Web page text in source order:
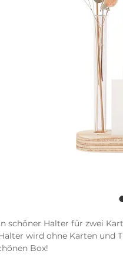
schöner Halter für zwei
wird ohne Karten und
Box!